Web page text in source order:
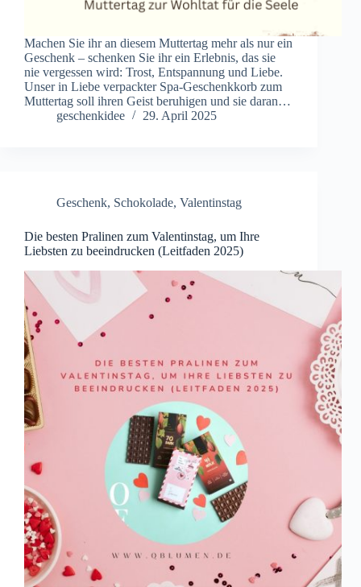
Machen Sie ihr an diesem Muttertag mehr als nur ein
Geschenk – schenken Sie ihr ein Erlebnis, das sie
nie vergessen wird: Trost, Entspannung und Liebe.
Unser in Liebe verpackter Spa-Geschenkkorb zum
Muttertag soll ihren Geist beruhigen und sie daran…
geschenkidee
29. April 2025
Geschenk, Schokolade, Valentinstag
Die besten Pralinen zum Valentinstag, um Ihre
Liebsten zu beeindrucken (Leitfaden 2025)